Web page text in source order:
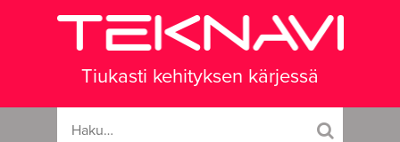
Tiukasti kehityksen kärjessä